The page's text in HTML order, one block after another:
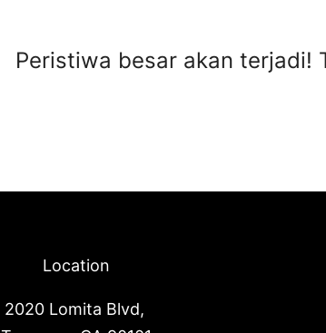
Peristiwa besar akan terjadi!
Location
2020 Lomita Blvd,